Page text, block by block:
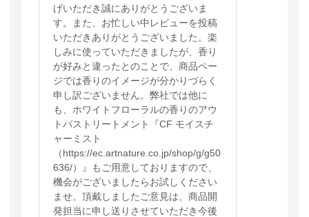
げいただき誠にありがとうございま
す。また、お忙しい中レビューを投稿
いただきありがとうございました。楽
しみに使っていただきましたが、香り
が好みと違ったとのことで、商品ペー
ジでは香りのイメージが分かりづらく
申し訳ございません。弊社では他に
も、ホワイトフローラルの香りのアウ
トバストリートメント『CF モイスチ
ャーミスト
（https://ec.artnature.co.jp/shop/g/g50
636/）』もご用意しておりますので、
機会がございましたらお試しください
ませ。頂戴しましたご意見は、商品開
発担当に申し送りさせていただき今後